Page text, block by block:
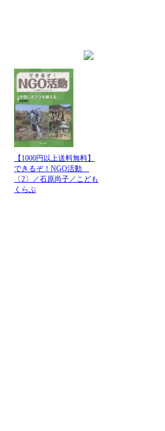
【1000円以上送料無料】
できるぞ！NGO活動
〔2〕／石原尚子／こども
くらぶ